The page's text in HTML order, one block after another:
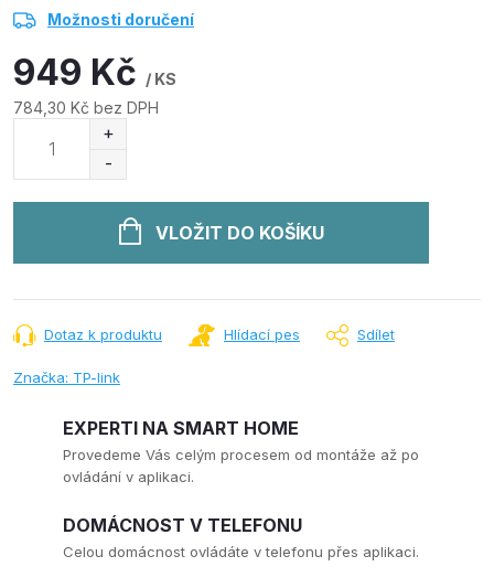
Možnosti doručení
949 Kč / KS
784,30 Kč bez DPH
VLOŽIT DO KOŠÍKU
Dotaz k produktu Hlídací pes Sdílet
Značka: TP-link
EXPERTI NA SMART HOME
Provedeme Vás celým procesem od montáže až po
ovládání v aplikaci.
DOMÁCNOST V TELEFONU
Celou domácnost ovládáte v telefonu přes aplikaci.